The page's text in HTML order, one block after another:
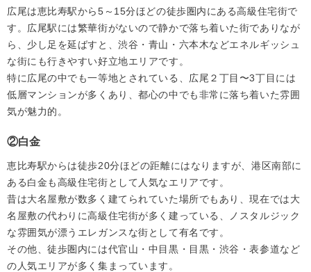
広尾は恵比寿駅から5～15分ほどの徒歩圏内にある高級住宅街で
す。広尾駅には繁華街がないので静かで落ち着いた街でありなが
ら、少し足を延ばすと、渋谷・青山・六本木などエネルギッシュ
な街にも行きやすい好立地エリアです。
特に広尾の中でも一等地とされている、広尾２丁目〜3丁目には
低層マンションが多くあり、都心の中でも非常に落ち着いた雰囲
気が魅力的。
②白金
恵比寿駅からは徒歩20分ほどの距離にはなりますが、港区南部に
ある白金も高級住宅街として人気なエリアです。
昔は大名屋敷が数多く建てられていた場所でもあり、現在では大
名屋敷の代わりに高級住宅街が多く建っている、ノスタルジック
な雰囲気が漂うエレガンスな街として有名です。
その他、徒歩圏内には代官山・中目黒・目黒・渋谷・表参道など
の人気エリアが多く集まっています。